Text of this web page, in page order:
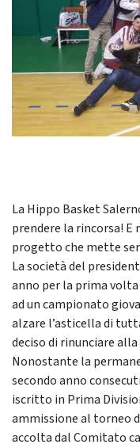
La Hippo Basket
prendere la rincorsa!
progetto che mette
La società del
anno per la prima
ad un campionato
alzare l’asticella di
deciso di rinunciare
Nonostante la
secondo anno
iscritto in Prima
ammissione al torneo
accolta dal Comitato